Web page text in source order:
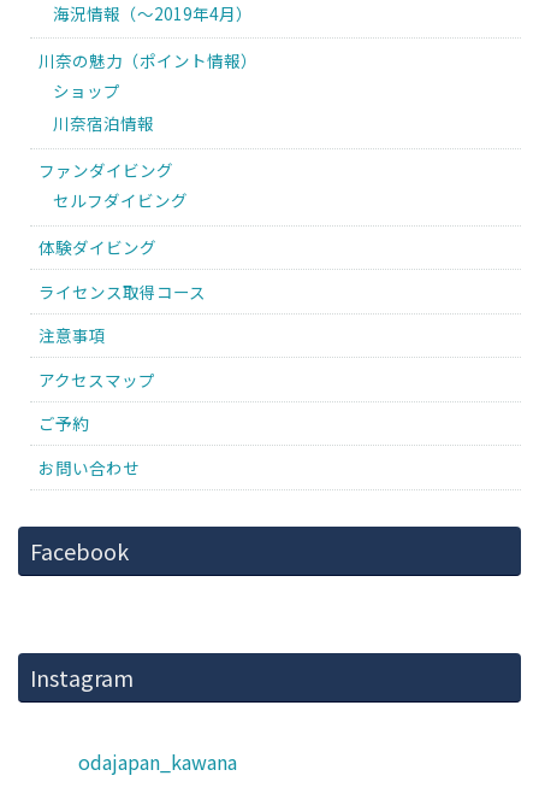
海況情報（〜2019年4月）
川奈の魅力（ポイント情報）
ショップ
川奈宿泊情報
ファンダイビング
セルフダイビング
体験ダイビング
ライセンス取得コース
注意事項
アクセスマップ
ご予約
お問い合わせ
Facebook
Instagram
odajapan_kawana